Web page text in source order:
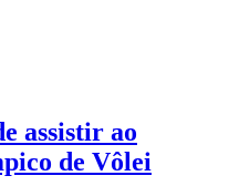
assistir ao
de Vôlei